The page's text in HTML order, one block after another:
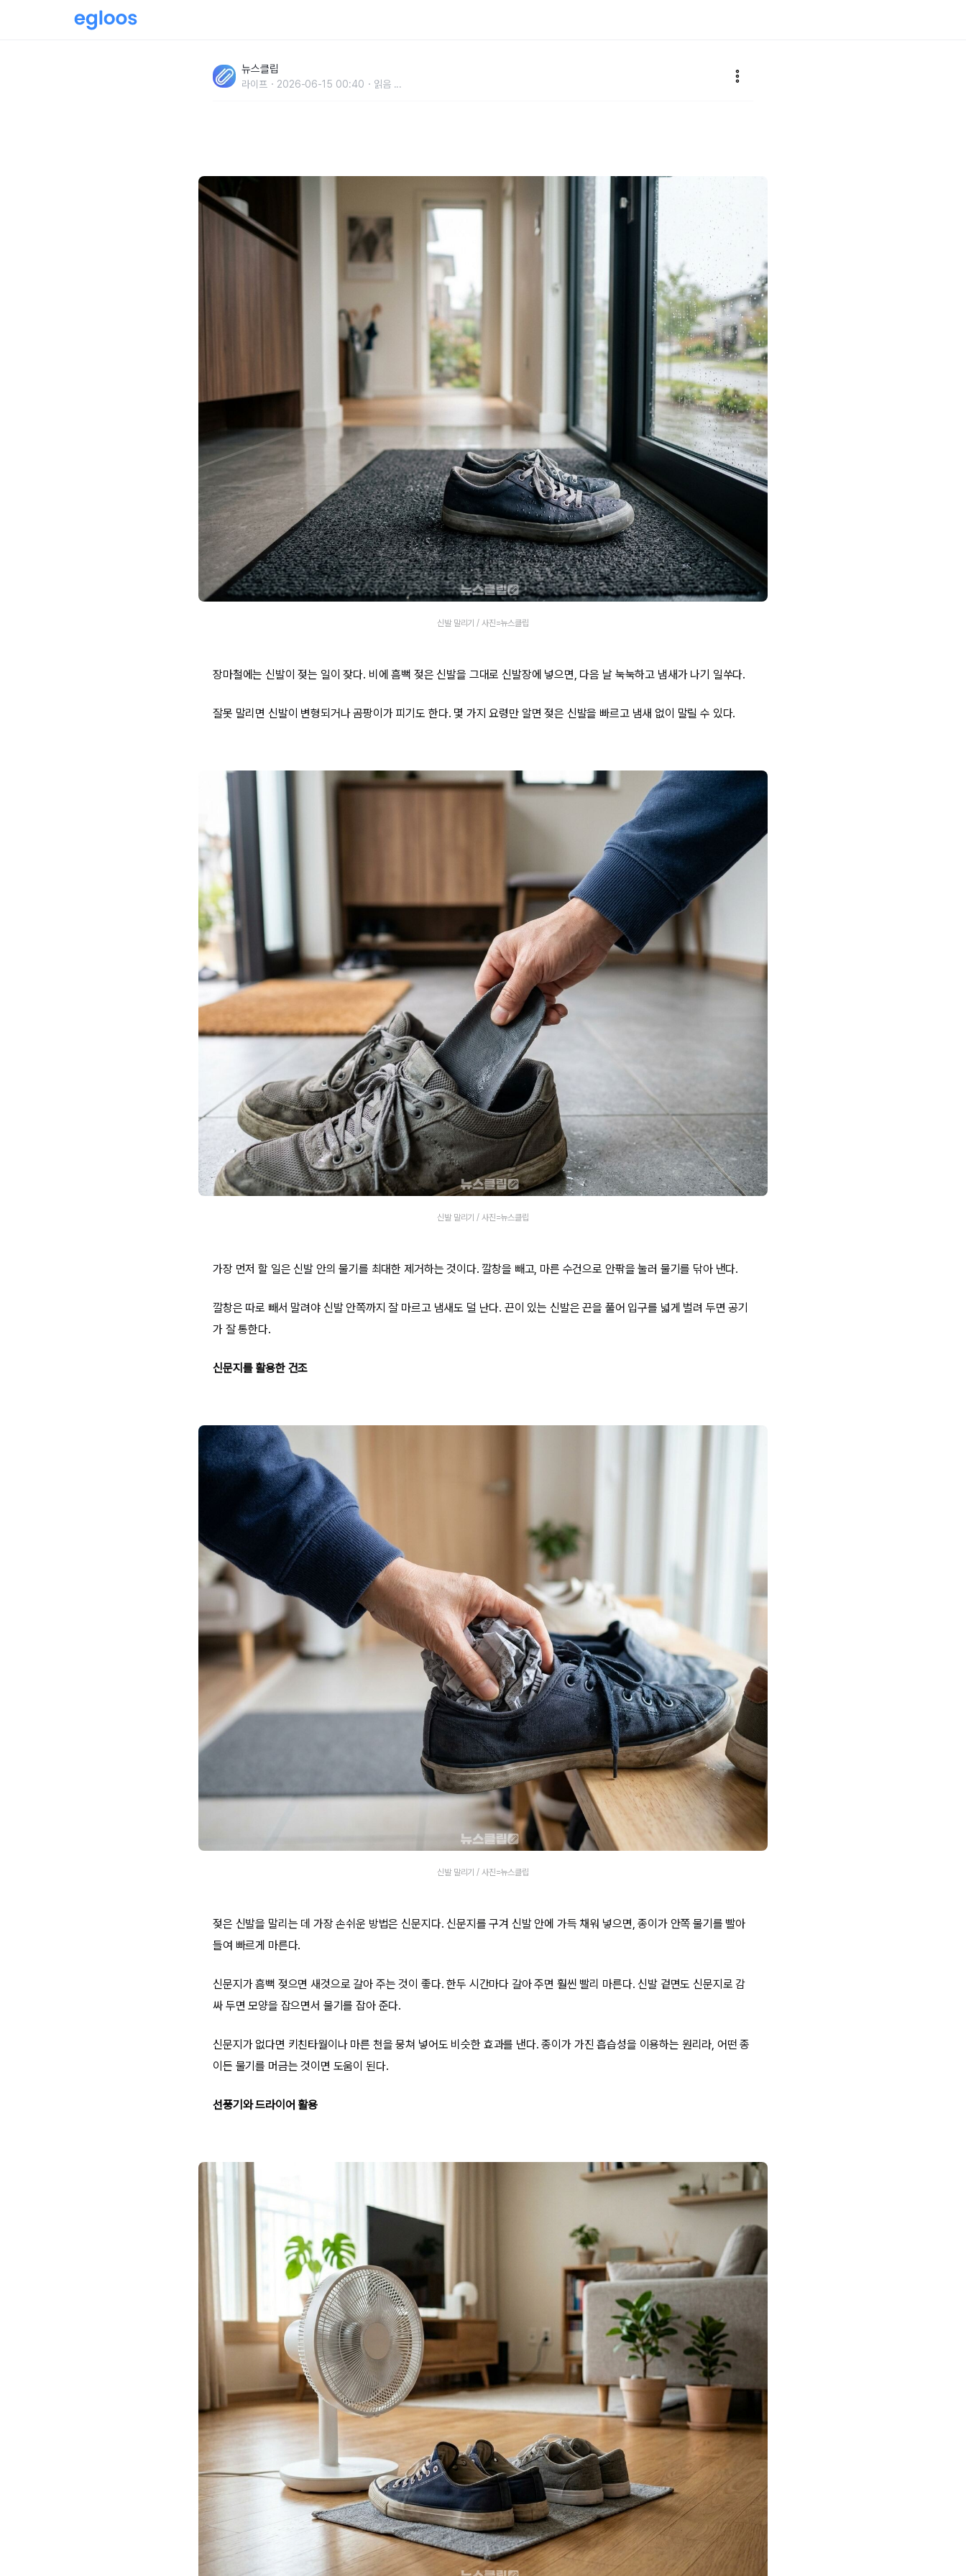
뉴스클립
라이프 2026-06-15 00:40 읽음 ...
신발 말리기 / 사진=뉴스클립
장마철에는 신발이 젖는 일이 잦다. 비에 흠뻑 젖은 신발을 그대로 신발장에 넣으면, 다음 날 눅눅하고 냄새가 나기 일쑤다.
잘못 말리면 신발이 변형되거나 곰팡이가 피기도 한다. 몇 가지 요령만 알면 젖은 신발을 빠르고 냄새 없이 말릴 수 있다.
신발 말리기 / 사진=뉴스클립
가장 먼저 할 일은 신발 안의 물기를 최대한 제거하는 것이다. 깔창을 빼고, 마른 수건으로 안팎을 눌러 물기를 닦아 낸다.
깔창은 따로 빼서 말려야 신발 안쪽까지 잘 마르고 냄새도 덜 난다. 끈이 있는 신발은 끈을 풀어 입구를 넓게 벌려 두면 공기
가 잘 통한다.
신문지를 활용한 건조
신발 말리기 / 사진=뉴스클립
젖은 신발을 말리는 데 가장 손쉬운 방법은 신문지다. 신문지를 구겨 신발 안에 가득 채워 넣으면, 종이가 안쪽 물기를 빨아
들여 빠르게 마른다.
신문지가 흠뻑 젖으면 새것으로 갈아 주는 것이 좋다. 한두 시간마다 갈아 주면 훨씬 빨리 마른다. 신발 겉면도 신문지로 감
싸 두면 모양을 잡으면서 물기를 잡아 준다.
신문지가 없다면 키친타월이나 마른 천을 뭉쳐 넣어도 비슷한 효과를 낸다. 종이가 가진 흡습성을 이용하는 원리라, 어떤 종
이든 물기를 머금는 것이면 도움이 된다.
선풍기와 드라이어 활용